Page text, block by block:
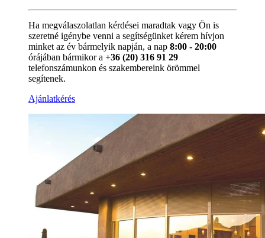
Ha megválaszolatlan kérdései maradtak vagy Ön is
szeretné igénybe venni a segítségünket kérem hívjon
minket az év bármelyik napján, a nap 8:00 - 20:00
órájában bármikor a +36 (20) 316 91 29
telefonszámunkon és szakembereink örömmel
segítenek.
Ajánlatkérés